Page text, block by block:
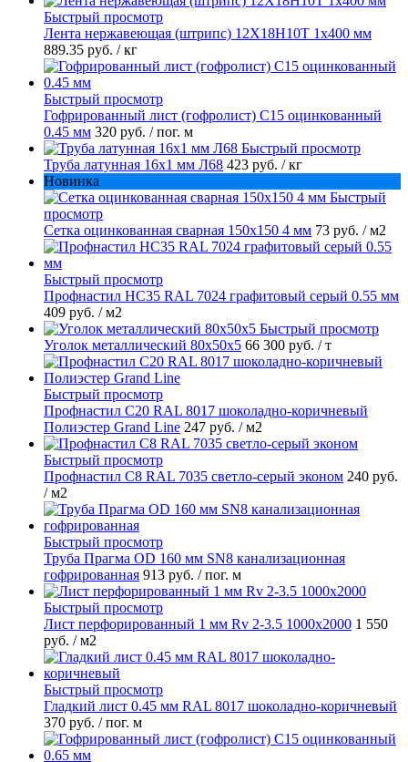
Быстрый просмотр
Лента нержавеющая (штрипс) 12Х18Н10Т 1х400 мм
889.35 руб. / кг
Быстрый просмотр
Гофрированный лист (гофролист) С15 оцинкованный
0.45 мм 320 руб. / пог. м
Быстрый просмотр
Труба латунная 16х1 мм Л68 423 руб. / кг
Новинка
Быстрый
просмотр
Сетка оцинкованная сварная 150х150 4 мм 73 руб. / м2
Быстрый просмотр
Профнастил НС35 RAL 7024 графитовый серый 0.55 мм
409 руб. / м2
Быстрый просмотр
Уголок металлический 80х50х5 66 300 руб. / т
Быстрый просмотр
Профнастил С20 RAL 8017 шоколадно-коричневый
Полиэстер Grand Line 247 руб. / м2
Быстрый просмотр
Профнастил С8 RAL 7035 светло-серый эконом 240 руб.
/ м2
Быстрый просмотр
Труба Прагма OD 160 мм SN8 канализационная
гофрированная 913 руб. / пог. м
Быстрый просмотр
Лист перфорированный 1 мм Rv 2-3.5 1000х2000 1 550
руб. / м2
Быстрый просмотр
Гладкий лист 0.45 мм RAL 8017 шоколадно-коричневый
370 руб. / пог. м